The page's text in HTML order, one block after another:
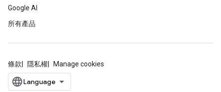
Google AI
所有產品
條款 隱私權 Manage cookies